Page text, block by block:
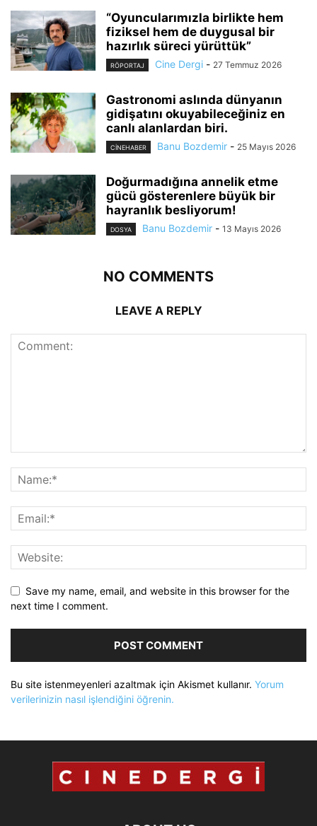
“Oyuncularımızla birlikte hem
fiziksel hem de duygusal bir
hazırlık süreci yürüttük”
RÖPORTAJ Cine Dergi - 27 Temmuz 2026
Gastronomi aslında dünyanın
gidişatını okuyabileceğiniz en
canlı alanlardan biri.
CINEHABER Banu Bozdemir - 25 Mayıs 2026
Doğurmadığına annelik etme
gücü gösterenlere büyük bir
hayranlık besliyorum!
DOSYA Banu Bozdemir - 13 Mayıs 2026
NO COMMENTS
LEAVE A REPLY
Save my name, email, and website in this browser for the
next time I comment.
Bu site istenmeyenleri azaltmak için Akismet kullanır. Yorum
verilerinizin nasıl işlendiğini öğrenin.